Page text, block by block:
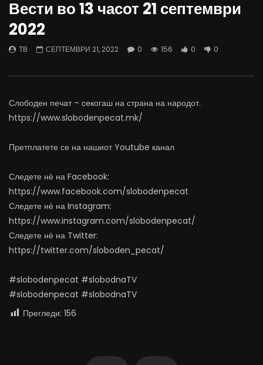
најевтини – каде пазаруваат
АВГУСТ 5, 2026
додека сме надвор од
0
5.7K 79
Вести во 13 часот 21 септември
2022
ТВ СЕПТЕМВРИ 21, 2022 0 156 0 0
Слободен печат – секогаш на страна на народот.
https://www.slobodenpecat.mk/
Претплатете се на нашиот Youtube канал
Следете нѐ на Facebook:
https://www.facebook.com/slobodenpecat
Следете нѐ на Instagram:
https://www.instagram.com/slobodenpecat/
Следете нѐ на Twitter:
https://twitter.com/sloboden_pecat/
#slobodenpecat #slobodnaTV
#slobodenpecat #slobodnaTV
Прегледи: 156